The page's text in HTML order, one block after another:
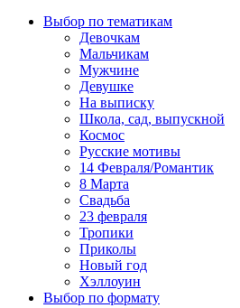
Выбор по тематикам
Девочкам
Мальчикам
Мужчине
Девушке
На выписку
Школа, сад, выпускной
Космос
Русские мотивы
14 Февраля/Романтик
8 Марта
Свадьба
23 февраля
Тропики
Приколы
Новый год
Хэллоуин
Выбор по формату